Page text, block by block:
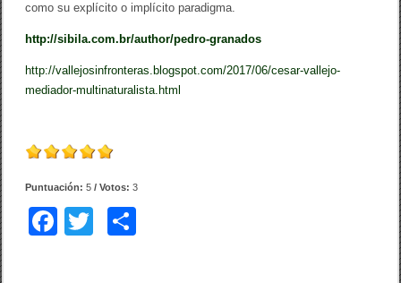
como su explícito o implícito paradigma.
http://sibila.com.br/author/pedro-granados
http://vallejosinfronteras.blogspot.com/2017/06/cesar-vallejo-
mediador-multinaturalista.html
Puntuación:5 / Votos:3
F